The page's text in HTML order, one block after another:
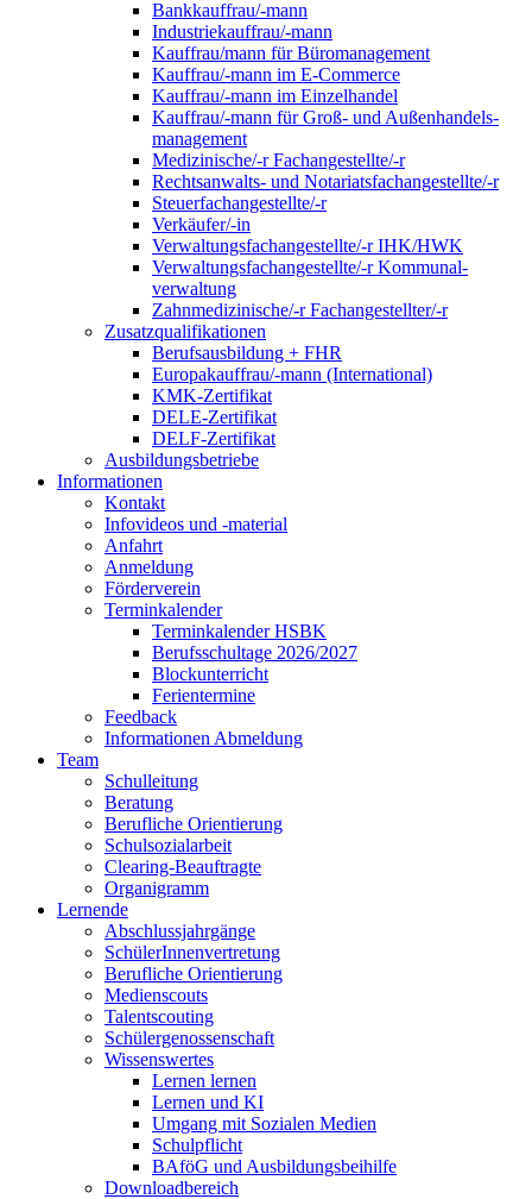
Bankkauffrau/-mann
Industriekauffrau/-mann
Kauffrau/mann für Büromanagement
Kauffrau/-mann im E-Commerce
Kauffrau/-mann im Einzelhandel
Kauffrau/-mann für Groß- und Außen­handels­
manage­ment
Medizinische/-r Fachangestellte/-r
Rechtsanwalts- und Notariatsfachangestellte/-r
Steuerfachangestellte/-r
Verkäufer/-in
Verwaltungs­fach­angestellte/-r IHK/HWK
Verwaltungsfach­angestellte/-r Kommunal­
verwaltung
Zahnmedizinische/-r Fachangestellter/-r
Zusatzqualifikationen
Berufsausbildung + FHR
Europakauffrau/-mann (International)
KMK-Zertifikat
DELE-Zertifikat
DELF-Zertifikat
Ausbildungsbetriebe
Informationen
Kontakt
Infovideos und -material
Anfahrt
Anmeldung
Förderverein
Terminkalender
Terminkalender HSBK
Berufsschultage 2026/2027
Blockunterricht
Ferientermine
Feedback
Informationen Abmeldung
Team
Schulleitung
Beratung
Berufliche Orientierung
Schulsozialarbeit
Clearing-Beauftragte
Organigramm
Lernende
Abschlussjahrgänge
SchülerInnenvertretung
Berufliche Orientierung
Medienscouts
Talentscouting
Schüler­genossen­schaft
Wissenswertes
Lernen lernen
Lernen und KI
Umgang mit Sozialen Medien
Schulpflicht
BAföG und Ausbildungsbeihilfe
Downloadbereich